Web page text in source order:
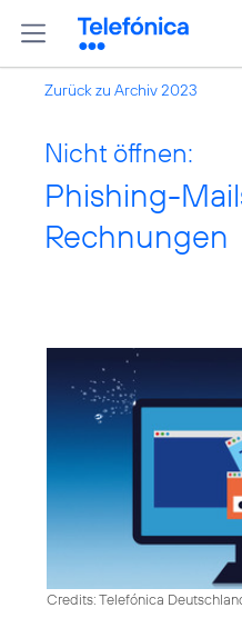
Zurück zu Archiv 2023
Nicht öffnen:
Phishing-
Rechnungen
Credits: Telefónica